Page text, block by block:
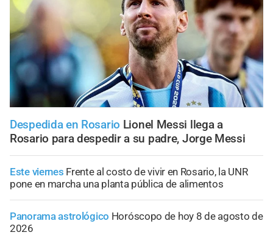
Despedida en Rosario Lionel Messi llega a
Rosario para despedir a su padre, Jorge Messi
Este viernes Frente al costo de vivir en Rosario, la UNR
pone en marcha una planta pública de alimentos
Panorama astrológico Horóscopo de hoy 8 de agosto de
2026